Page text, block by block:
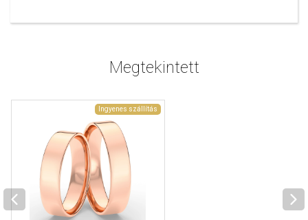
Megtekintett
Ingyenes szállítás